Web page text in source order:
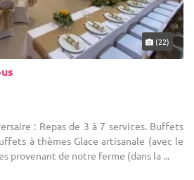
(22)
: Repas de 3 à 7 services. Buffets
à thèmes Glace artisanale (avec le
provenant de notre ferme (dans la ...